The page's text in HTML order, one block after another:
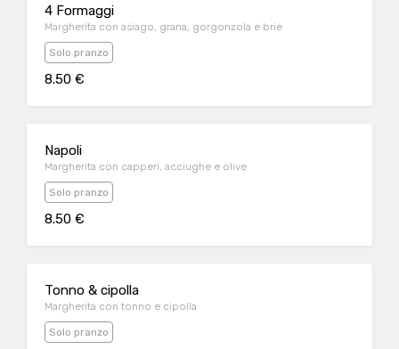
4 Formaggi
Margherita con asiago, grana, gorgonzola e brie
Solo pranzo
8.50 €
Napoli
Margherita con capperi, acciughe e olive
Solo pranzo
8.50 €
Tonno & cipolla
Margherita con tonno e cipolla
Solo pranzo